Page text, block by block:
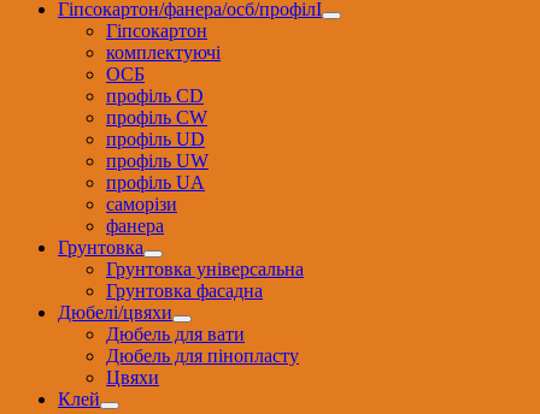
Гіпсокартон/фанера/осб/профілІ
Гіпсокартон
комплектуючі
ОСБ
профіль CD
профіль CW
профіль UD
профіль UW
профіль UА
саморізи
фанера
Грунтовка
Грунтовка універсальна
Грунтовка фасадна
Дюбелі/цвяхи
Дюбель для вати
Дюбель для пінопласту
Цвяхи
Клей